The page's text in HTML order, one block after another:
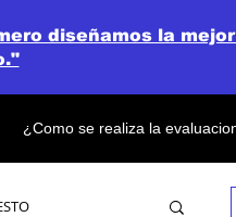
¿Como se realiza la
diseñamos la